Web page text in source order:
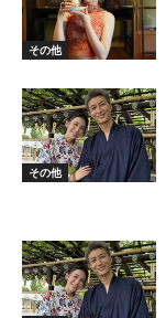
その他
その他